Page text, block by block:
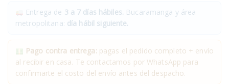
Entrega de 3 a 7 días hábiles. Bucaramanga y área
metropolitana: día hábil siguiente.
Pago contra entrega: pagas el pedido completo + envío
al recibir en casa. Te contactamos por WhatsApp para
confirmarte el costo del envío antes del despacho.